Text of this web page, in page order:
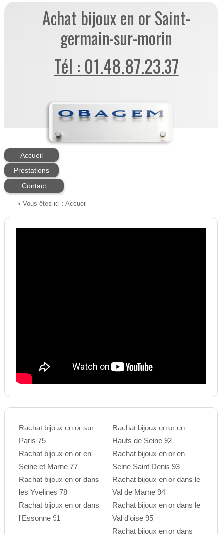
Achat bijoux en or Saint-
germain-sur-morin
Tél : 01.48.87.23.37
Accueil
Prestations
Contact
• Vous êtes ici : Accueil
Rachat bijoux en or sur
Paris 75
Rachat bijoux en or en
Seine et Marne 77
Rachat bijoux en or dans
les Yvelines 78
Rachat bijoux en or dans
l'Essonne 91
Rachat bijoux en or en
Hauts de Seine 92
Rachat bijoux en or en
Seine Saint Denis 93
Rachat bijoux en or dans le
Val de Marne 94
Rachat bijoux en or dans le
Val d'oise 95
Rachat bijoux en or dans